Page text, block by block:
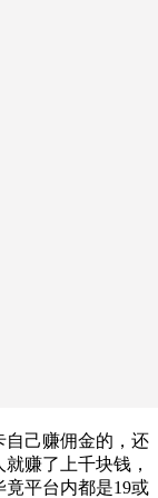
自己赚佣金的，还
赚了上千块钱，
平台内都是19或